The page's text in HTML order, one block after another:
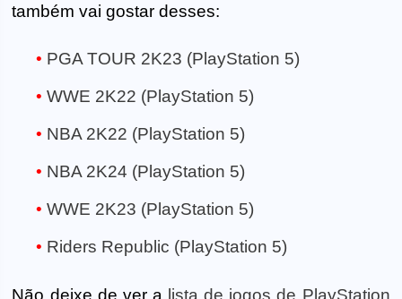
também vai gostar desses:
PGA TOUR 2K23 (PlayStation 5)
WWE 2K22 (PlayStation 5)
NBA 2K22 (PlayStation 5)
NBA 2K24 (PlayStation 5)
WWE 2K23 (PlayStation 5)
Riders Republic (PlayStation 5)
Não deixe de ver a lista de jogos de PlayStation